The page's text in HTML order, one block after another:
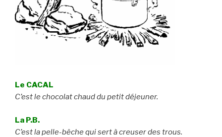
Le CACAL
C’est le chocolat chaud du petit déjeuner.
La P.B.
C’est la pelle-bêche qui sert à creuser des trous.